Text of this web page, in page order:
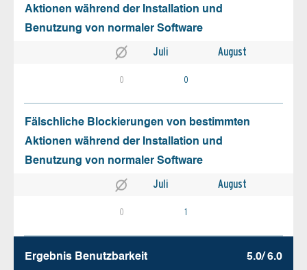
Aktionen während der Installation und
Benutzung von normaler Software
Juli August
0 0
Fälschliche Blockierungen von bestimmten
Aktionen während der Installation und
Benutzung von normaler Software
Juli August
0 1
Ergebnis Benutz­barkeit 5.0/ 6.0